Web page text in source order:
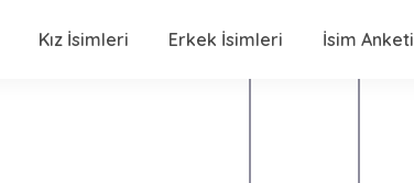
Kız İsimleri Erkek İsimleri İsim Anketi